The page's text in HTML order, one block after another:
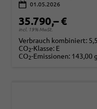
01.05.2026
35.790,– €
incl. 19% MwSt.
Verbrauch kombiniert:
CO2-Klasse: E
CO2-Emissionen: 143,00